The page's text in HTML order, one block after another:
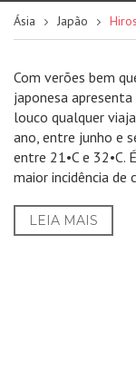
Ásia Japão
Com verões bem
japonesa
louco qualquer
ano, entre junho e
entre 21•C e 32•C.
maior incidência de
LEIA MAIS